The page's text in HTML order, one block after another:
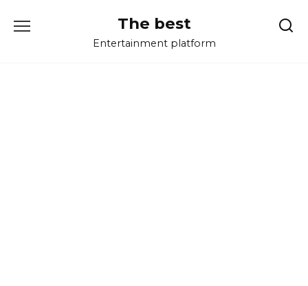
The best
Entertainment platform